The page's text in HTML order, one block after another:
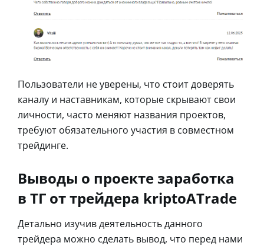
Пользователи не уверены, что стоит доверять
каналу и наставникам, которые скрывают свои
личности, часто меняют названия проектов,
требуют обязательного участия в совместном
трейдинге.
Выводы о проекте заработка
в ТГ от трейдера kriptoATrade
Детально изучив деятельность данного
трейдера можно сделать вывод, что перед нами